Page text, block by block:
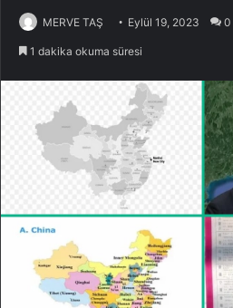
MERVE TAŞ Eylül 19, 2023 0
1 dakika okuma süresi